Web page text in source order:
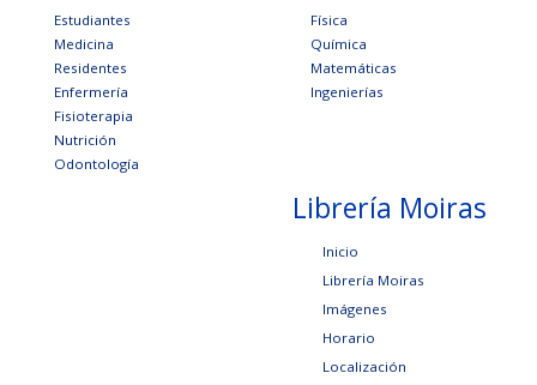
Estudiantes
Medicina
Residentes
Enfermería
Fisioterapia
Nutrición
Odontología
Física
Química
Matemáticas
Ingenierías
Librería Moiras
Inicio
Librería Moiras
Imágenes
Horario
Localización